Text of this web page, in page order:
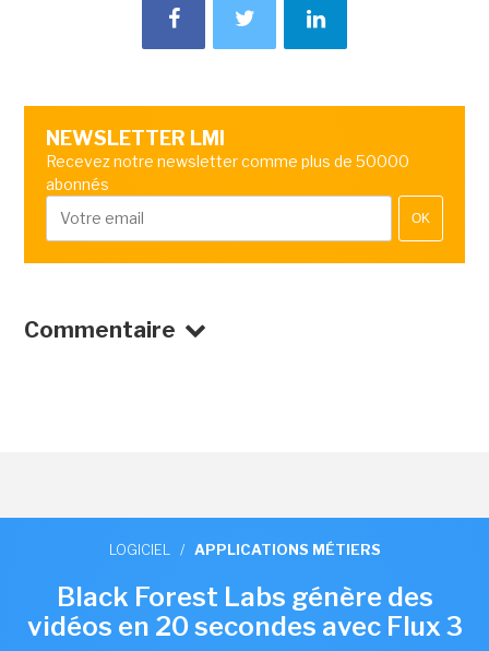
NEWSLETTER LMI
Recevez notre newsletter comme plus de 50000
abonnés
OK
Commentaire
LOGICIEL / APPLICATIONS MÉTIERS
Black Forest Labs génère des
vidéos en 20 secondes avec Flux 3